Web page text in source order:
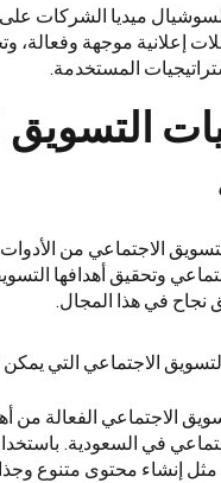
ميديا الشركات
إعلانية موجهة وفعالة،
المستخدمة.
الاجتماعي من
وتحقيق أهدافها
نجاح في هذا المجال.
الاجتماعي التي يمكن
الاجتماعي الفعالة
في السعودية.
مثل إنشاء محتوى متنوع